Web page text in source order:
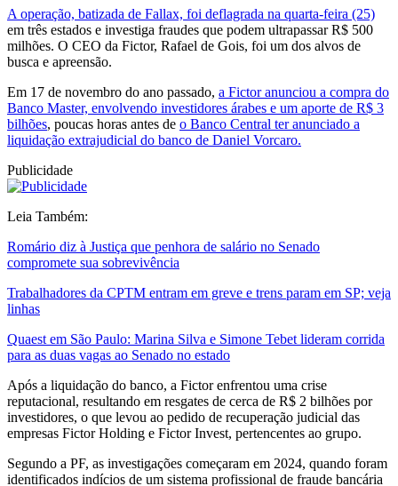
A operação, batizada de Fallax, foi deflagrada na quarta-feira (25)
em três estados e investiga fraudes que podem ultrapassar R$ 500
milhões. O CEO da Fictor, Rafael de Gois, foi um dos alvos de
busca e apreensão.
Em 17 de novembro do ano passado, a Fictor anunciou a compra do
Banco Master, envolvendo investidores árabes e um aporte de R$ 3
bilhões, poucas horas antes de o Banco Central ter anunciado a
liquidação extrajudicial do banco de Daniel Vorcaro.
Publicidade
Leia Também:
Romário diz à Justiça que penhora de salário no Senado
compromete sua sobrevivência
Trabalhadores da CPTM entram em greve e trens param em SP; veja
linhas
Quaest em São Paulo: Marina Silva e Simone Tebet lideram corrida
para as duas vagas ao Senado no estado
Após a liquidação do banco, a Fictor enfrentou uma crise
reputacional, resultando em resgates de cerca de R$ 2 bilhões por
investidores, o que levou ao pedido de recuperação judicial das
empresas Fictor Holding e Fictor Invest, pertencentes ao grupo.
Segundo a PF, as investigações começaram em 2024, quando foram
identificados indícios de um sistema profissional de fraude bancária